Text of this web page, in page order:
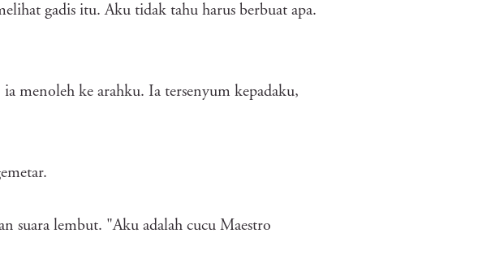
gadis itu. Aku tidak tahu harus berbuat apa.
ia menoleh ke arahku. Ia tersenyum kepadaku,
suara lembut. "Aku adalah cucu Maestro